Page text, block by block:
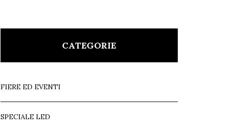
CATEGORIE
FIERE ED EVENTI
SPECIALE LED